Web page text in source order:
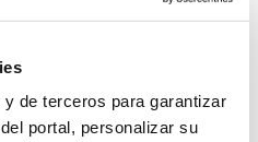
de terceros para garantizar
portal, personalizar su
porPaula María Álvarez,
, subdirector general